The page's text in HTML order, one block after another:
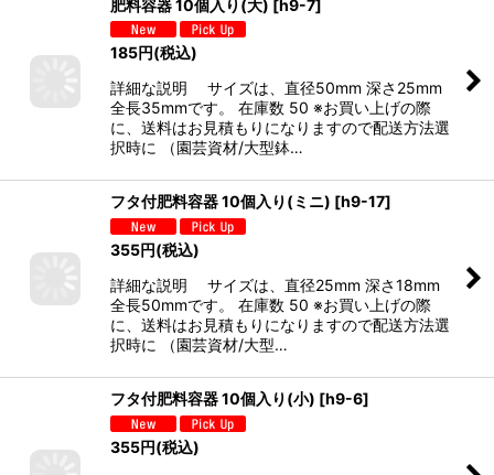
肥料容器 10個入り(大) [h9-7]
185円(税込)
詳細な説明 サイズは、直径50mm 深さ25mm
全長35mmです。 在庫数 50 ※お買い上げの際
に、送料はお見積もりになりますので配送方法選
択時に （園芸資材/大型鉢…
フタ付肥料容器 10個入り(ミニ) [h9-17]
355円(税込)
詳細な説明 サイズは、直径25mm 深さ18mm
全長50mmです。 在庫数 50 ※お買い上げの際
に、送料はお見積もりになりますので配送方法選
択時に （園芸資材/大型…
フタ付肥料容器 10個入り(小) [h9-6]
355円(税込)